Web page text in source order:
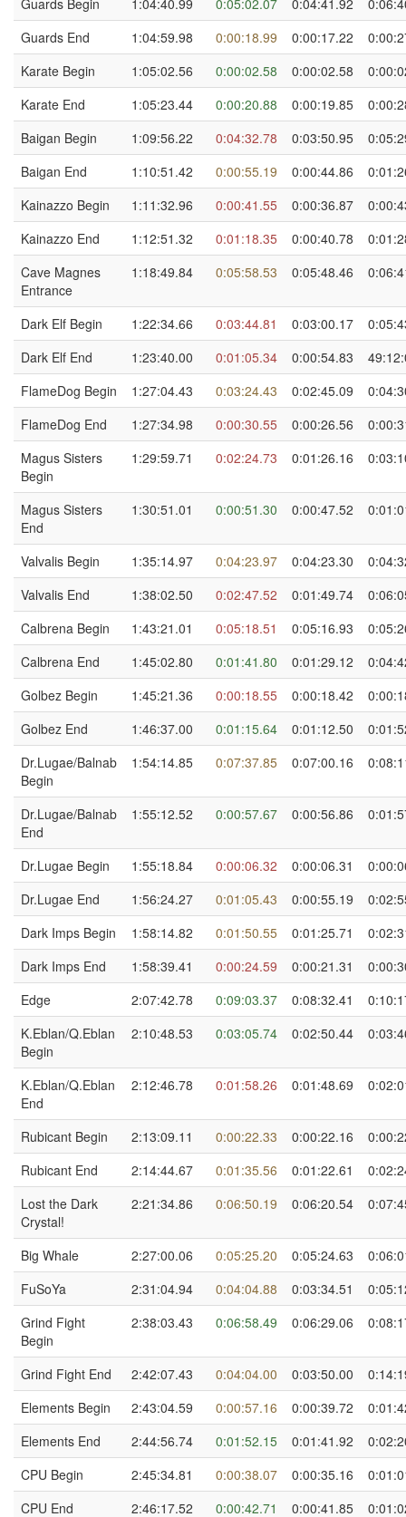
Guards Begin
1:04:40.99 0:05:02.07 0:04:41.92
Guards End
1:04:59.98 0:00:18.99 0:00:17.22
Karate Begin
1:05:02.56 0:00:02.58 0:00:02.58
Karate End
1:05:23.44 0:00:20.88 0:00:19.85
Baigan Begin
1:09:56.22 0:04:32.78 0:03:50.95
Baigan End
1:10:51.42 0:00:55.19 0:00:44.86
Kainazzo Begin
1:11:32.96 0:00:41.55 0:00:36.87
Kainazzo End
1:12:51.32 0:01:18.35 0:00:40.78
Cave Magnes
Entrance
1:18:49.84 0:05:58.53 0:05:48.46
Dark Elf Begin 1:22:34.66 0:03:44.81 0:03:00.17
Dark Elf End
1:23:40.00 0:01:05.34 0:00:54.83
FlameDog Begin
1:27:04.43 0:03:24.43 0:02:45.09
FlameDog End
1:27:34.98 0:00:30.55 0:00:26.56
Magus Sisters
Begin
1:29:59.71 0:02:24.73 0:01:26.16
Magus Sisters
End
1:30:51.01 0:00:51.30 0:00:47.52
Valvalis Begin 1:35:14.97 0:04:23.97 0:04:23.30
Valvalis End
1:38:02.50 0:02:47.52 0:01:49.74
Calbrena Begin
1:43:21.01 0:05:18.51 0:05:16.93
Calbrena End
1:45:02.80 0:01:41.80 0:01:29.12
Golbez Begin
1:45:21.36 0:00:18.55 0:00:18.42
Golbez End
1:46:37.00 0:01:15.64 0:01:12.50
Dr.Lugae/Balnab
Begin
1:54:14.85 0:07:37.85 0:07:00.16
Dr.Lugae/Balnab
End
1:55:12.52 0:00:57.67 0:00:56.86
Dr.Lugae Begin 1:55:18.84 0:00:06.32 0:00:06.31
Dr.Lugae End
1:56:24.27 0:01:05.43 0:00:55.19
Dark Imps Begin
1:58:14.82 0:01:50.55 0:01:25.71
Dark Imps End
1:58:39.41 0:00:24.59 0:00:21.31
Edge
2:07:42.78 0:09:03.37 0:08:32.41
K.Eblan/Q.Eblan
Begin
2:10:48.53 0:03:05.74 0:02:50.44
K.Eblan/Q.Eblan
End
2:12:46.78 0:01:58.26 0:01:48.69
Rubicant Begin 2:13:09.11 0:00:22.33 0:00:22.16
Rubicant End
2:14:44.67 0:01:35.56 0:01:22.61
Lost the Dark
Crystal!
2:21:34.86 0:06:50.19 0:06:20.54
Big Whale 2:27:00.06 0:05:25.20 0:05:24.63
FuSoYa
2:31:04.94 0:04:04.88 0:03:34.51
Grind Fight
Begin
2:38:03.43 0:06:58.49 0:06:29.06
Grind Fight End 2:42:07.43 0:04:04.00 0:03:50.00
Elements Begin
2:43:04.59 0:00:57.16 0:00:39.72
Elements End
2:44:56.74 0:01:52.15 0:01:41.92
CPU Begin
2:45:34.81 0:00:38.07 0:00:35.16
CPU End
2:46:17.52 0:00:42.71 0:00:41.85